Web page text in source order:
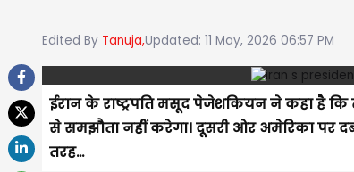
Edited By Tanuja,Updated: 11 May, 2026 06:57 PM
ईरान के राष्ट्रपति मसूद पेजेशकियन ने कहा है कि
से समझौता नहीं करेगा। दूसरी ओर अमेरिका पर
तरह...